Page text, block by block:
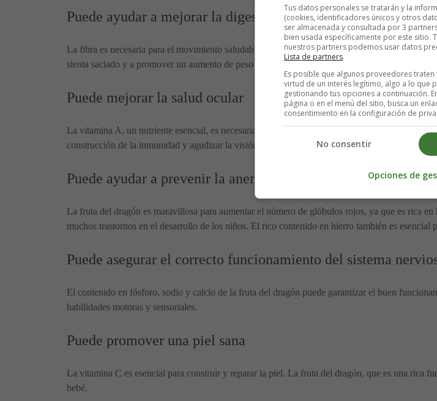
Puede ayudar a mejorar la digestión
La fibra es necesaria para el movimiento saludable del intestino y para mantener el tracto
sienta saciado y a promover un aumento de peso saludable. El alto contenido en fibra de la fruta
Puede mejorar la salud ocular
La vitamina A, un nutriente esencial, es necesaria para tener unos ojos sanos y una buena
construcción de la inmunidad y agudizar la visión.
Puede ayudar a prevenir la anemia
La fruta del dragón es maravillosa para aumentar el número de glóbulos rojos, ya que es rica
muchos trastornos en el desarrollo de los niños. El rico contenido en hierro también es
Puede asegurar el correcto funcionamiento del sistema
El contenido en fósforo, sodio y calcio de la fruta del dragón puede garantizar el buen
habilidades motoras y sensoriales.
Puede promover una piel sana
La vitamina C es esencial para construir y reparar la piel. La fruta del dragón, que es una rica
bebé.
Tus datos personales se tratarán y la
(cookies, identificadores únicos y otros
ser almacenada y consultada por 3
bien usada específicamente por este sitio.
nuestros partners podemos usar datos
Lista de partners.
Es posible que algunos proveedores
virtud de un interés legítimo, algo a lo que
gestionando tus opciones a continuación.
página o en el menú del sitio, busca un
consentimiento en la configuración de
No consentir
Opciones de